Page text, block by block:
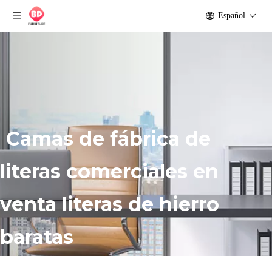
Español
Camas de fábrica de
literas comerciales en
venta literas de hierro
baratas